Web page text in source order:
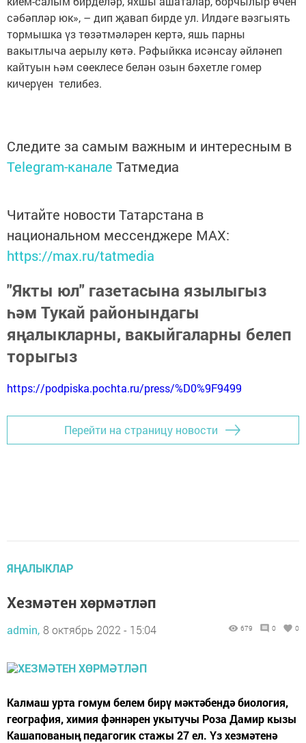
сәбәпләр юк», – дип җавап бирде ул. Илдәге вәзгыять
тормышка үз төзәтмәләрен кертә, яшь парны
вакытлыча аерылу көтә. Рәфыйкка исәнсау әйләнеп
кайтуын һәм сөеклесе белән озын бәхетле гомер
кичерүен телибез.
Следите за самым важным и интересным в
Telegram-канале Татмедиа
Читайте новости Татарстана в
национальном мессенджере MАХ:
https://max.ru/tatmedia
"Якты юл" газетасына язылыгыз
һәм Тукай районындагы
яңалыкларны, вакыйгаларны белеп
торыгыз
https://podpiska.pochta.ru/press/%D0%9F9499
Перейти на страницу новости
ЯҢАЛЫКЛАР
Хезмәтен хөрмәтләп
admin, 8 октябрь 2022 - 15:04 679 0 0
Калмаш урта гомум белем бирү мәктәбендә биология,
география, химия фәннәрен укытучы Роза Дамир кызы
Кашапованың педагогик стажы 27 ел. Үз хезмәтенә